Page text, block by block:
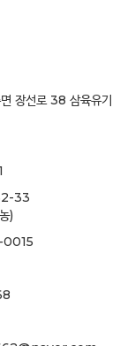
장선로 38 삼육유기
33
)
0015